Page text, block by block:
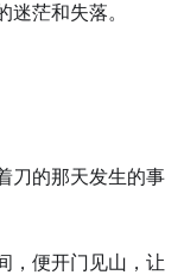
茫和失落。
刀的那天发生的事
，便开门见山，让